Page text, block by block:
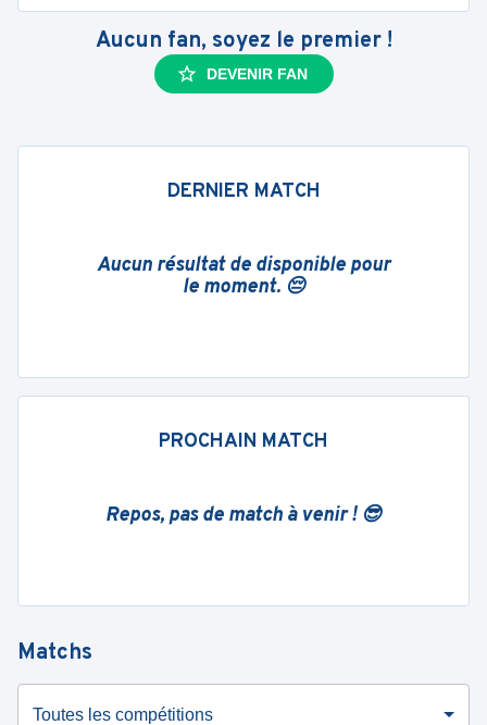
Aucun fan, soyez le premier !
DEVENIR FAN
DERNIER MATCH
Aucun résultat de disponible pour
le moment. 😔
PROCHAIN MATCH
Repos, pas de match à venir ! 😎
Matchs
Toutes les compétitions